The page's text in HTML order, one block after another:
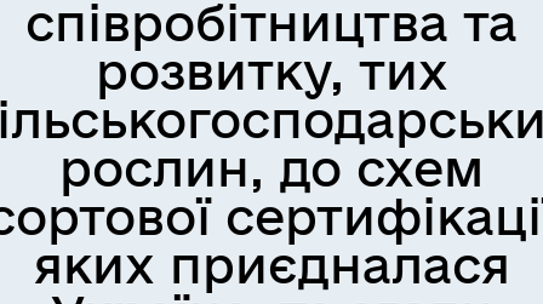
співробітництва та
розвитку, тих
рослин, до схем
яких приєдналася